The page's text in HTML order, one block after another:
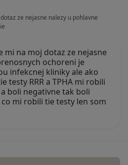
ze nejasne nalezy u pohlavne
mi na moj dotaz ze nejasne
ochoreni je
infekcnej kliniky ale ako
testy RRR a TPHA mi robili
boli negativne tak boli
mi robili tie testy len som